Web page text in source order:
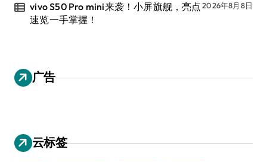
vivo S50 Pro mini来袭！小屏旗舰，亮点
速览一手掌握！
2026年8月8日
广告
云标签